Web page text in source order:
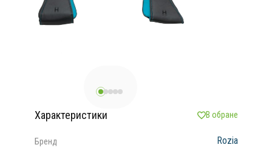
Характеристики В обране
Бренд Rozia